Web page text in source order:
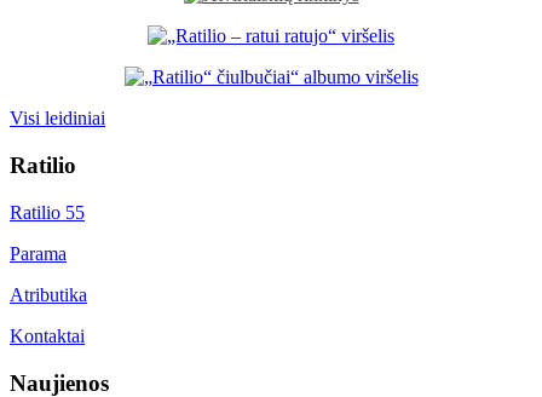
Visi leidiniai
Ratilio
Ratilio 55
Parama
Atributika
Kontaktai
Naujienos